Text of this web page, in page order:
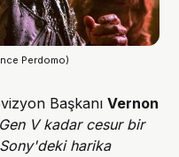
Perdomo)
BaşkanıVernon
V kadar cesur bir
harika